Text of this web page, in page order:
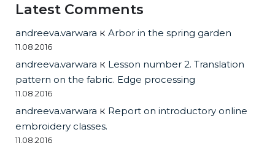
Latest Comments
andreeva.varwara к Arbor in the spring garden
11.08.2016
andreeva.varwara к Lesson number 2. Translation
pattern on the fabric. Edge processing
11.08.2016
andreeva.varwara к Report on introductory online
embroidery classes.
11.08.2016